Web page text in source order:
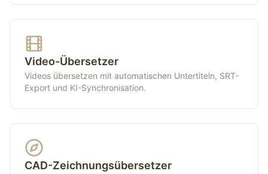
Video-Übersetzer
Videos übersetzen mit automatischen Untertiteln, SRT-
Export und KI-Synchronisation.
CAD-Zeichnungsübersetzer